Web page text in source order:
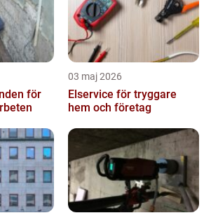
03 maj 2026
Elservice för tryggare
hem och företag